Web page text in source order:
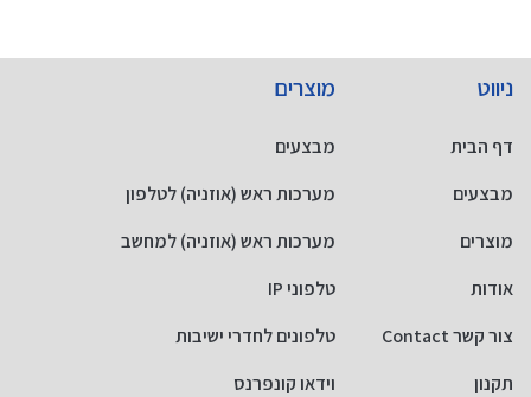
ניווט
דף הבית
מבצעים
מוצרים
אודות
צור קשר Contact
תקנון
מוצרים
מבצעים
מערכות ראש (אוזניה) לטלפון
מערכות ראש (אוזניה) למחשב
טלפוני IP
טלפונים לחדרי ישיבות
וידאו קונפרנס